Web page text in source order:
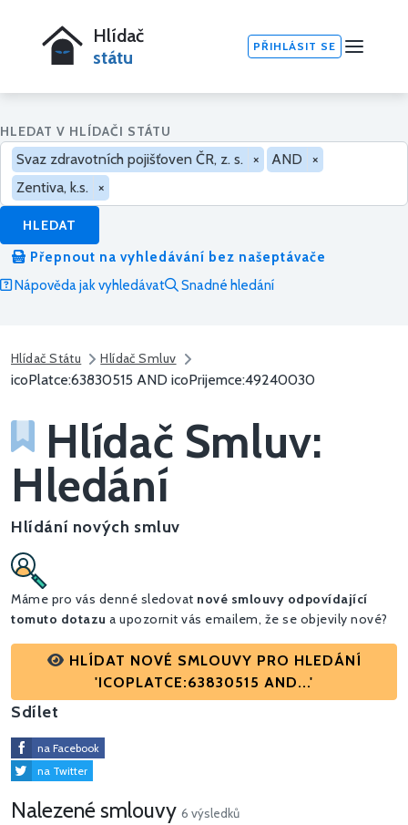
Hlídač
státu
PŘIHLÁSIT SE
HLEDAT V HLÍDAČI STÁTU
Svaz zdravotních pojišťoven ČR, z. s. × AND
×
Zentiva, k.s. ×
HLEDAT
Přepnout na vyhledávání bez našeptávače
Nápověda jak vyhledávat
Snadné hledání
Hlídač Státu Hlídač Smluv
icoPlatce:63830515 AND icoPrijemce:49240030
Hlídač Smluv:
Hledání
Hlídání nových smluv
Máme pro vás denné sledovat nové smlouvy odpovídající
tomuto dotazu a upozornit vás emailem, že se objevily nové?
HLÍDAT NOVÉ SMLOUVY PRO HLEDÁNÍ
'ICOPLATCE:63830515 AND...'
Sdílet
na Facebook
na Twitter
Nalezené smlouvy 6 výsledků